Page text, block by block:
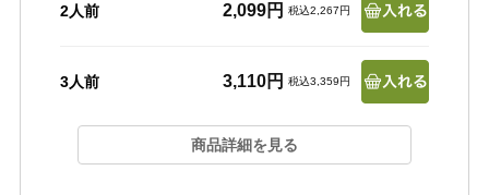
2人前 2,099円 税込2,267円
3人前 3,110円 税込3,359円
商品詳細を見る